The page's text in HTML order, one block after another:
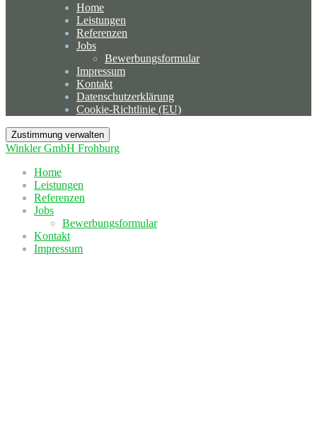
Home
Leistungen
Referenzen
Jobs
Bewerbungsformular
Impressum
Kontakt
Datenschutzerklärung
Cookie-Richtlinie (EU)
Zustimmung verwalten
Winkler GmbH Frohburg
Home
Leistungen
Referenzen
Jobs
Bewerbungsformular
Kontakt
Impressum